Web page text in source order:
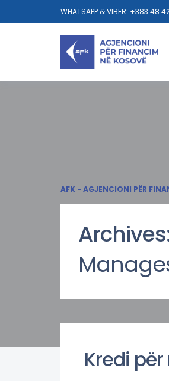
WHATSAPP & VIBER: +383 48
AFK - AGJENCIONI PËR
Kredi